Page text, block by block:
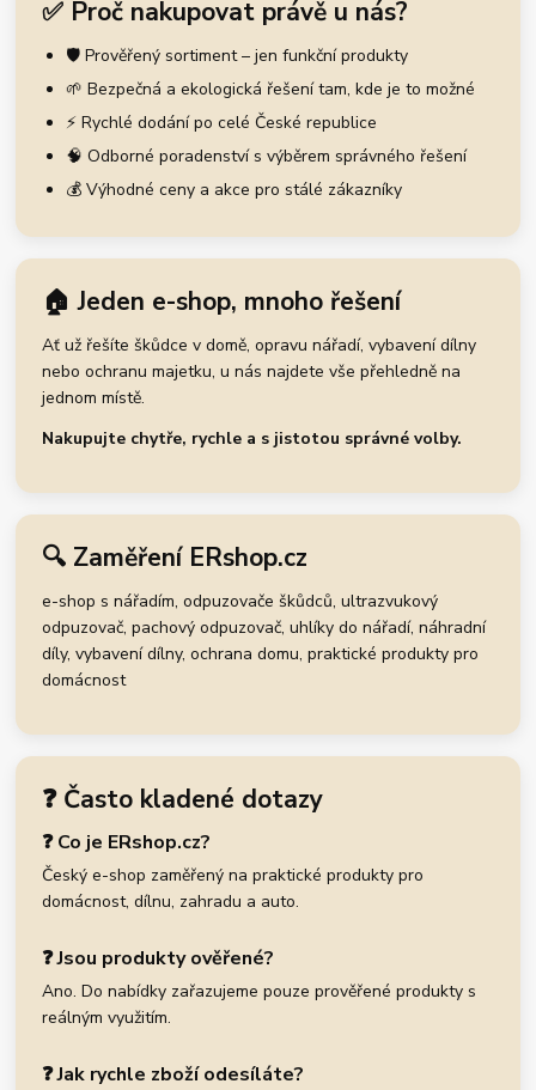
✅ Proč nakupovat právě u nás?
🛡️ Prověřený sortiment – jen funkční produkty
🌱 Bezpečná a ekologická řešení tam, kde je to možné
⚡ Rychlé dodání po celé České republice
🧠 Odborné poradenství s výběrem správného řešení
💰 Výhodné ceny a akce pro stálé zákazníky
🏠 Jeden e-shop, mnoho řešení
Ať už řešíte škůdce v domě, opravu nářadí, vybavení dílny
nebo ochranu majetku, u nás najdete vše přehledně na
jednom místě.
Nakupujte chytře, rychle a s jistotou správné volby.
🔍 Zaměření ERshop.cz
e-shop s nářadím, odpuzovače škůdců, ultrazvukový
odpuzovač, pachový odpuzovač, uhlíky do nářadí, náhradní
díly, vybavení dílny, ochrana domu, praktické produkty pro
domácnost
❓ Často kladené dotazy
❓ Co je ERshop.cz?
Český e-shop zaměřený na praktické produkty pro
domácnost, dílnu, zahradu a auto.
❓ Jsou produkty ověřené?
Ano. Do nabídky zařazujeme pouze prověřené produkty s
reálným využitím.
❓ Jak rychle zboží odesíláte?